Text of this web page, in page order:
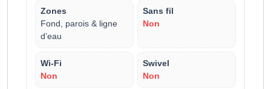
Zones
Fond, parois & ligne
d’eau
Sans fil
Non
Wi-Fi
Non
Swivel
Non